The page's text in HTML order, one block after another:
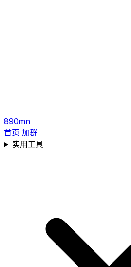
890mn
首页 加群
实用工具